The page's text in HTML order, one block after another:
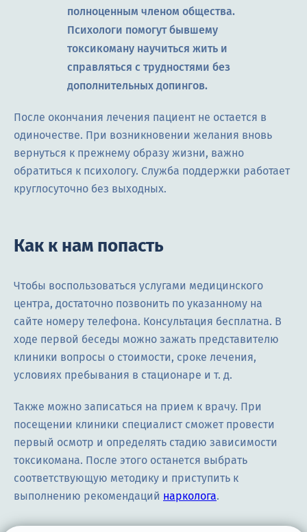
полноценным членом общества.
Психологи помогут бывшему
токсикоману научиться жить и
справляться с трудностями без
дополнительных допингов.
После окончания лечения пациент не остается в
одиночестве. При возникновении желания вновь
вернуться к прежнему образу жизни, важно
обратиться к психологу. Служба поддержки работает
круглосуточно без выходных.
Как к нам попасть
Чтобы воспользоваться услугами медицинского
центра, достаточно позвонить по указанному на
сайте номеру телефона. Консультация бесплатна. В
ходе первой беседы можно зажать представителю
клиники вопросы о стоимости, сроке лечения,
условиях пребывания в стационаре и т. д.
Также можно записаться на прием к врачу. При
посещении клиники специалист сможет провести
первый осмотр и определять стадию зависимости
токсикомана. После этого останется выбрать
соответствующую методику и приступить к
выполнению рекомендаций нарколога.